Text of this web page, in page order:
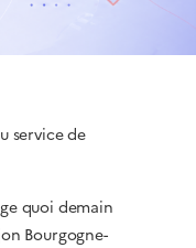
service de
quoi demain
Bourgogne-